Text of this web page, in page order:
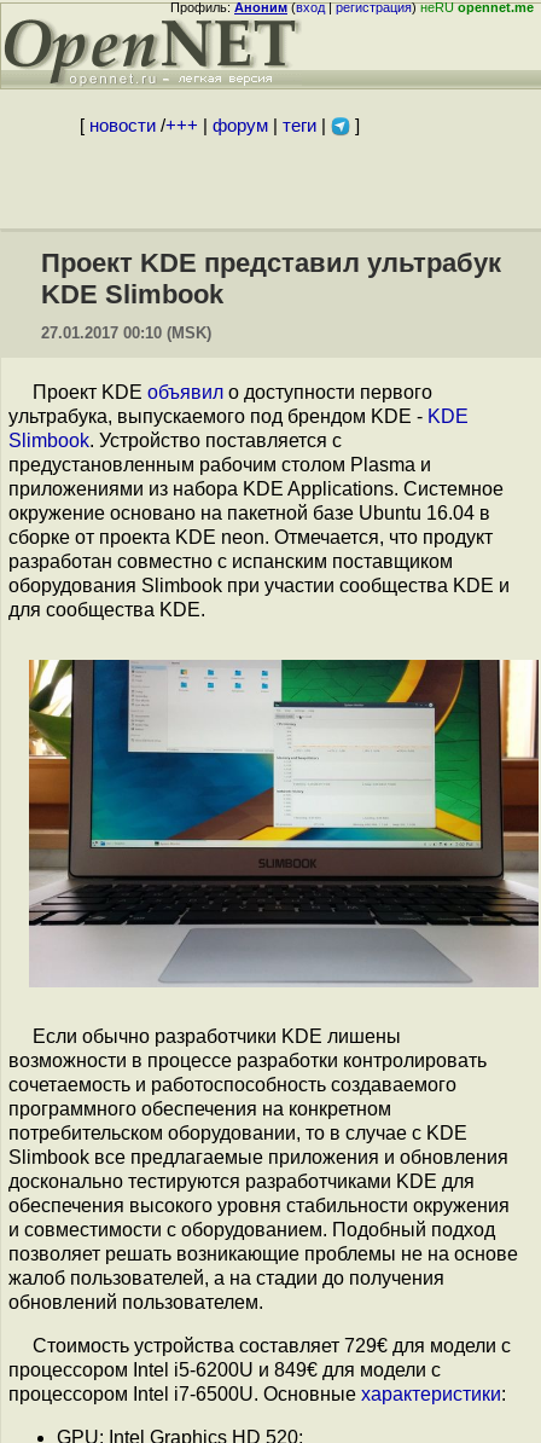
Профиль:Аноним(вход|регистрация)неRUopennet.me
[ новости/+++ форум| теги| ]
Проект KDE представил ультрабук
KDE Slimbook
27.01.2017 00:10 (MSK)
Проект KDE объявил о доступности первого
ультрабука, выпускаемого под брендом KDE - KDE
Slimbook. Устройство поставляется с
предустановленным рабочим столом Plasma и
приложениями из набора KDE Applications. Системное
окружение основано на пакетной базе Ubuntu 16.04 в
сборке от проекта KDE neon. Отмечается, что продукт
разработан совместно с испанским поставщиком
оборудования Slimbook при участии сообщества KDE и
для сообщества KDE.
Если обычно разработчики KDE лишены
возможности в процессе разработки контролировать
сочетаемость и работоспособность создаваемого
программного обеспечения на конкретном
потребительском оборудовании, то в случае с KDE
Slimbook все предлагаемые приложения и обновления
досконально тестируются разработчиками KDE для
обеспечения высокого уровня стабильности окружения
и совместимости с оборудованием. Подобный подход
позволяет решать возникающие проблемы не на основе
жалоб пользователей, а на стадии до получения
обновлений пользователем.
Стоимость устройства составляет 729€ для модели с
процессором Intel i5-6200U и 849€ для модели с
процессором Intel i7-6500U. Основные характеристики:
GPU: Intel Graphics HD 520;